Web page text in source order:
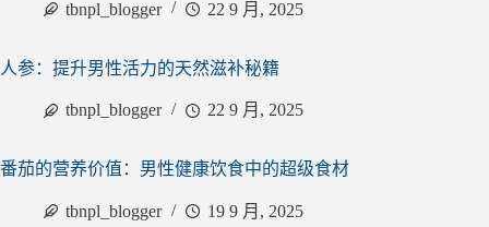
tbnpl_blogger 22 9 月, 2025
人参：提升男性活力的天然滋补秘籍
tbnpl_blogger 22 9 月, 2025
番茄的营养价值：男性健康饮食中的超级食材
tbnpl_blogger 19 9 月, 2025